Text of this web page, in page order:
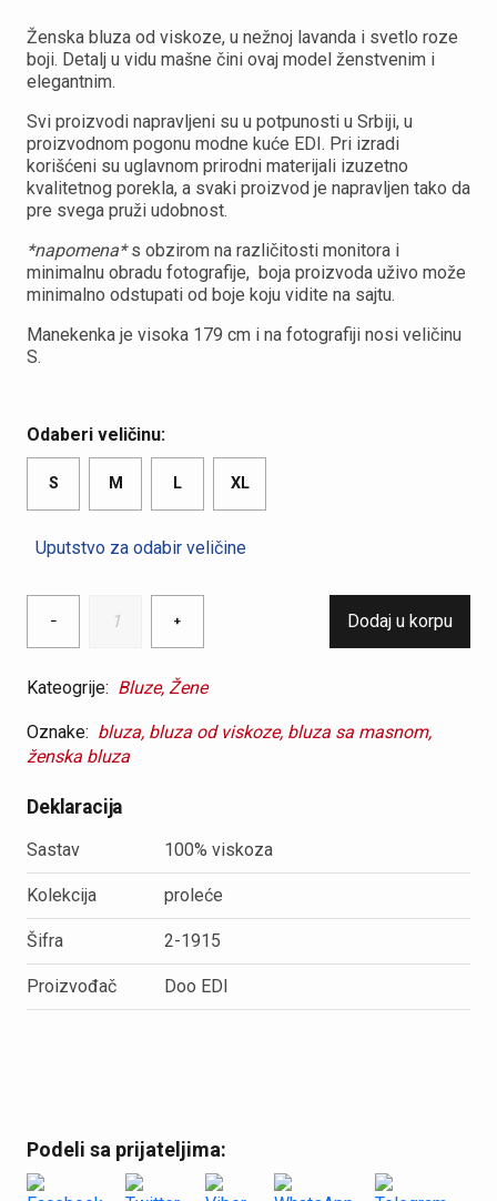
Ženska bluza od viskoze, u nežnoj lavanda i svetlo roze
boji. Detalj u vidu mašne čini ovaj model ženstvenim i
elegantnim.
Svi proizvodi napravljeni su u potpunosti u Srbiji, u
proizvodnom pogonu modne kuće EDI. Pri izradi
korišćeni su uglavnom prirodni materijali izuzetno
kvalitetnog porekla, a svaki proizvod je napravljen tako da
pre svega pruži udobnost.
*napomena*s obzirom na različitosti monitora i
minimalnu obradu fotografije, boja proizvoda uživo može
minimalno odstupati od boje koju vidite na sajtu.
Manekenka je visoka 179 cm i na fotografiji nosi veličinu
S.
Odaberi veličinu:
S M L XL
Uputstvo za odabir veličine
−
mašnom
+ Dodaj u korpu
Kateogrije: Bluze, Žene
Oznake: bluza, bluza od viskoze, bluza sa masnom,
ženska bluza
Deklaracija
Sastav 100% viskoza
Kolekcija proleće
Šifra 2-1915
Proizvođač Doo EDI
Podeli sa prijateljima: